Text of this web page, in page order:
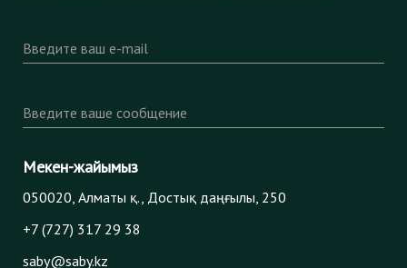
Введите ваш e-mail
Введите ваше сообщение
Мекен-жайымыз
050020, Алматы қ., Достық даңғылы, 250
+7 (727) 317 29 38
saby@saby.kz